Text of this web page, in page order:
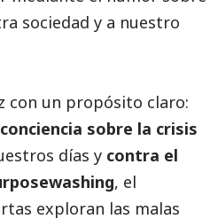
sociedad y a nuestro
con un propósito claro:
conciencia sobre la crisis
días y contra el
, el
exploran las malas